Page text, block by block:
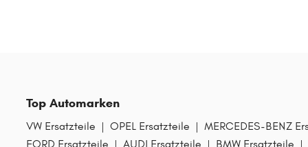
Top Automarken
VW Ersatzteile | OPEL Ersatzteile | MERCEDES-BENZ
FORD Ersatzteile | AUDI Ersatzteile | BMW Ersatzteile |